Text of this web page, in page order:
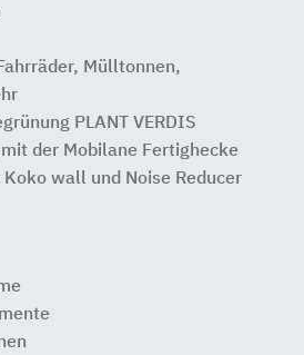
Mülltonnen,
PLANT VERDIS
der Mobilane Fertighecke
wall und Noise Reducer